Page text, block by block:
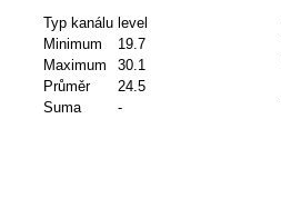
Typ kanálu level
Minimum
19.7
Maximum
30.1
Průměr
24.5
Suma
-